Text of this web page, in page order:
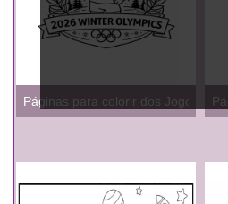
Páginas para colorir dos Jogos